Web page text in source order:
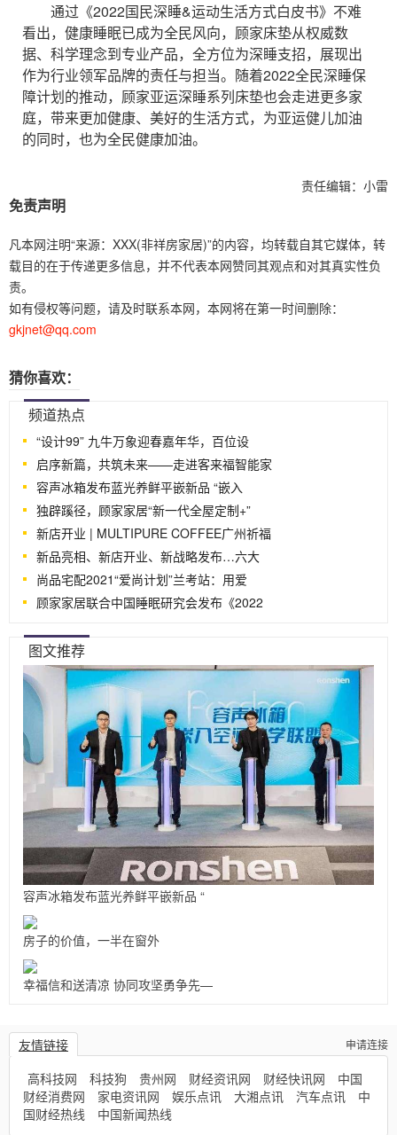
通过《2022国民深睡&运动生活方式白皮书》不难
看出，健康睡眠已成为全民风向，顾家床垫从权威数
据、科学理念到专业产品，全方位为深睡支招，展现出
作为行业领军品牌的责任与担当。随着2022全民深睡保
障计划的推动，顾家亚运深睡系列床垫也会走进更多家
庭，带来更加健康、美好的生活方式，为亚运健儿加油
的同时，也为全民健康加油。
责任编辑：小雷
免责声明
凡本网注明“来源：XXX(非祥房家居)”的内容，均转载自其它媒体，转
载目的在于传递更多信息，并不代表本网赞同其观点和对其真实性负
责。
如有侵权等问题，请及时联系本网，本网将在第一时间删除：
gkjnet@qq.com
猜你喜欢：
频道热点
“设计99” 九牛万象迎春嘉年华，百位设
启序新篇，共筑未来——走进客来福智能家
容声冰箱发布蓝光养鲜平嵌新品 “嵌入
独辟蹊径，顾家家居“新一代全屋定制+”
新店开业 | MULTIPURE COFFEE广州祈福
新品亮相、新店开业、新战略发布…六大
​尚品宅配2021“爱尚计划”兰考站：用爱
顾家家居联合中国睡眠研究会发布《2022
图文推荐
容声冰箱发布蓝光养鲜平嵌新品 “
房子的价值，一半在窗外
幸福信和送清凉 协同攻坚勇争先—
申请连接
友情链接
高科技网
科技狗 贵州网 财经资讯网 财经快讯网
中国
财经消费网
家电资讯网 娱乐点讯 大湘点讯 汽车点讯
中
国财经热线
中国新闻热线